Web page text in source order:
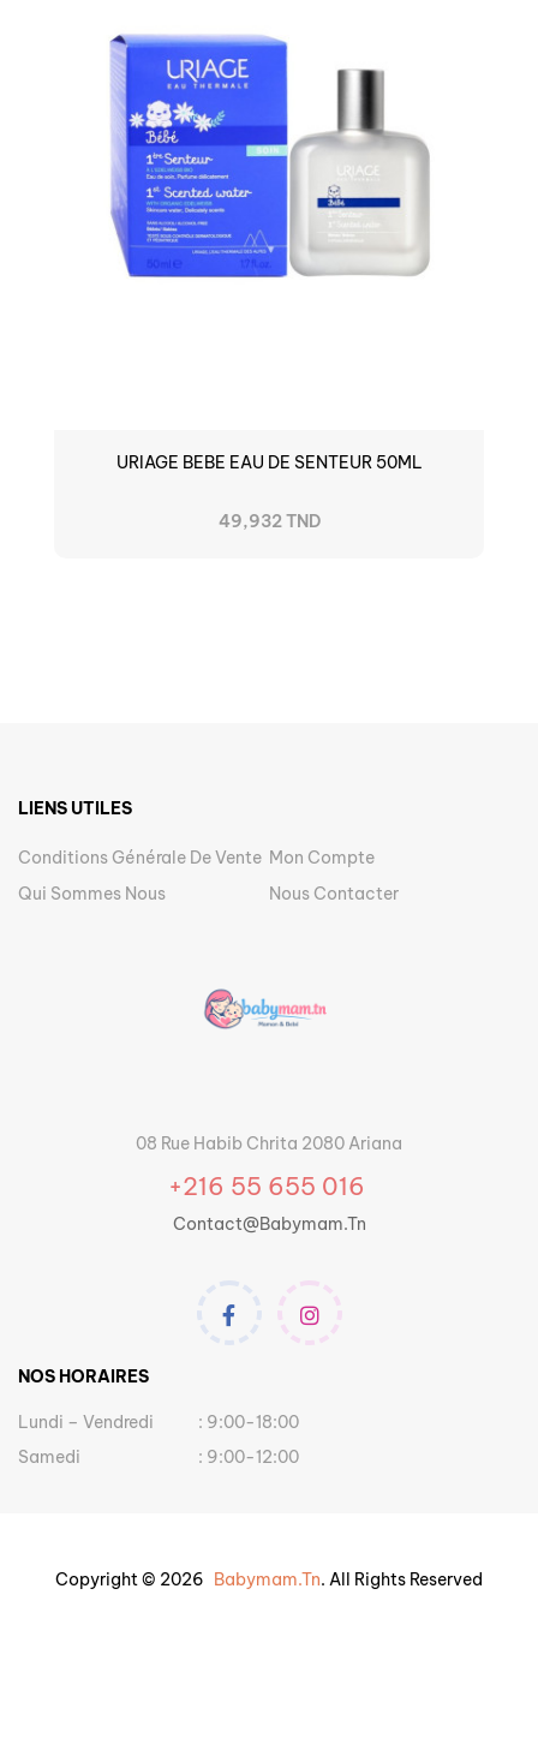
URIAGE BEBE EAU DE SENTEUR 50ML
49,932 TND
LIENS UTILES
Conditions Générale De Vente Mon Compte
Qui Sommes Nous
Nous Contacter
08 Rue Habib Chrita 2080 Ariana
+216 55 655 016
Contact@babymam.tn
NOS HORAIRES
Lundi – Vendredi
: 9:00-18:00
Samedi
: 9:00-12:00
Copyright © 2026 Babymam.tn. All Rights Reserved